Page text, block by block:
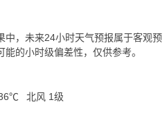
中，未来24小时天气预报属于客观预
的小时级偏差性，仅供参考。
北风 1级